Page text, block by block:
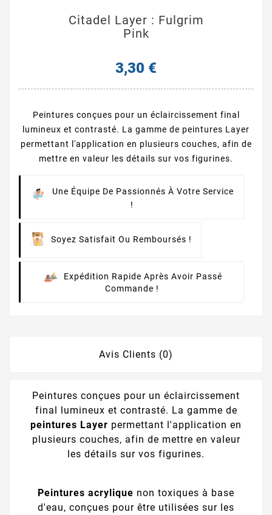
Citadel Layer : Fulgrim
Pink
3,30 €
Peintures conçues pour un éclaircissement final
lumineux et contrasté. La gamme de peintures Layer
permettant l'application en plusieurs couches, afin de
mettre en valeur les détails sur vos figurines.
Une Équipe De Passionnés À Votre Service
!
Soyez Satisfait Ou Remboursés !
Expédition Rapide Après Avoir Passé
Commande !
Avis Clients (0)
Peintures conçues pour un éclaircissement
final lumineux et contrasté. La gamme de
peintures Layer permettant l'application en
plusieurs couches, afin de mettre en valeur
les détails sur vos figurines.
Peintures acrylique non toxiques à base
d'eau, conçues pour être utilisées sur les